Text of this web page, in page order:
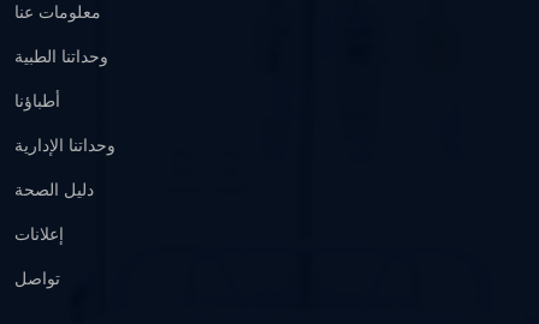
معلومات عنا
وحداتنا الطبية
أطباؤنا
وحداتنا الإدارية
دليل الصحة
إعلانات
تواصل